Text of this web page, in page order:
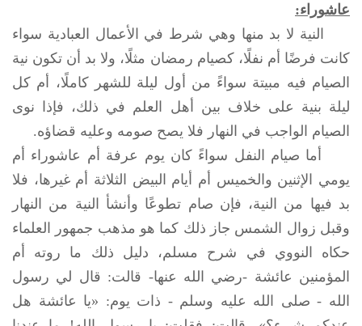
عاشوراء:
النية لا بد منها وهي شرط في الأعمال العبادية سواء
كانت فرضًا أم نفلًا، كصيام رمضان مثلًا، ولا بد أن تكون نية
الصيام فيه مبيتة سواءً من أول ليلة للشهر كاملًا، أم كل
ليلة بنية على خلاف بين أهل العلم في ذلك، فإذا نوى
الصيام الواجب في النهار فلا يصح صومه وعليه قضاؤه.
أما صيام النفل سواءً كان يوم عرفة أم عاشوراء أم
يومي الإثنين والخميس أم أيام البيض الثلاثة أم غيرها، فلا
بد فيها من النية، فإن صام تطوعًا وأنشأ النية من النهار
وقبل زوال الشمس جاز ذلك كما هو مذهب جمهور العلماء
حكاه النووي في شرح مسلم، دليل ذلك ما روته أم
المؤمنين عائشة -رضي الله عنها- قالت: قال لي رسول
الله - صلى الله عليه وسلم- ذات يوم: «يا عائشة هل